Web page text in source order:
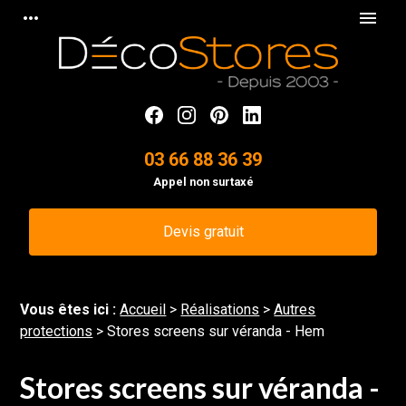
more_horiz menu
03 66 88 36 39
Appel non surtaxé
Devis gratuit
Vous êtes ici :Accueil > Réalisations >Autres
protections >Stores screens sur véranda - Hem
Stores screens sur véranda -